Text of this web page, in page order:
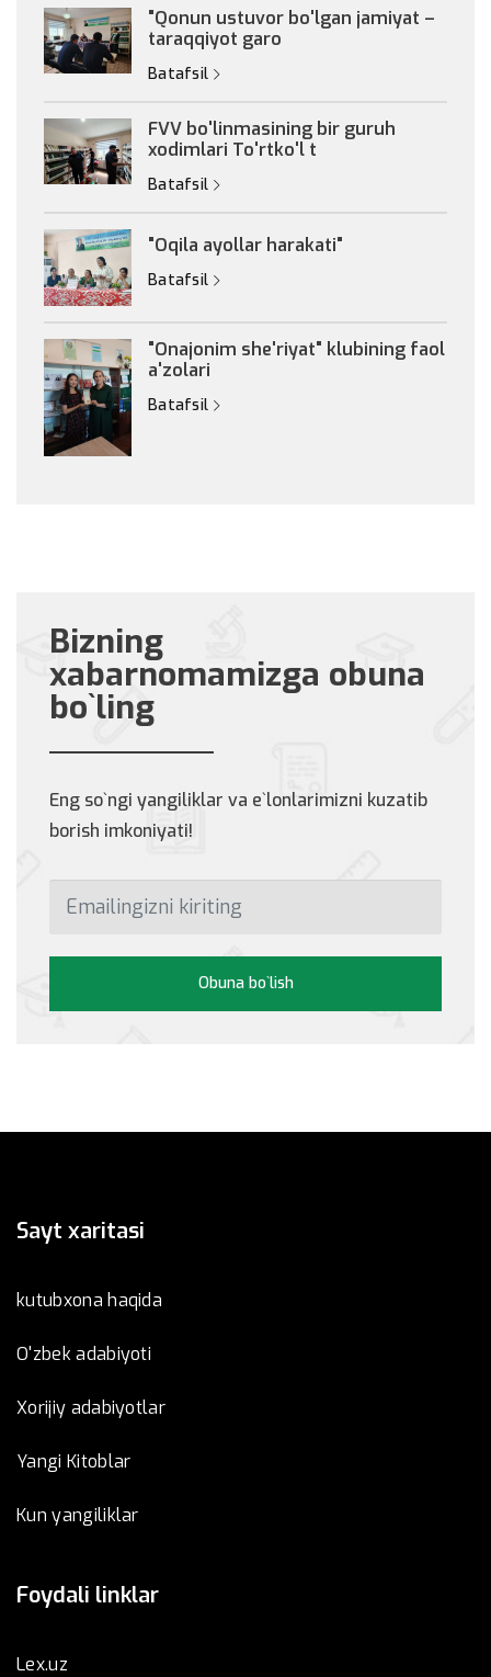
"Qonun ustuvor bo'lgan jamiyat –
taraqqiyot garo
Batafsil
FVV bo'linmasining bir guruh
xodimlari To'rtko'l t
Batafsil
"Oqila ayollar harakati"
Batafsil
"Onajonim she'riyat" klubining faol
a'zolari
Batafsil
Bizning
xabarnomamizga obuna
bo`ling
Eng so`ngi yangiliklar va e`lonlarimizni kuzatib
borish imkoniyati!
Obuna bo`lish
Sayt xaritasi
kutubxona haqida
O'zbek adabiyoti
Xorijiy adabiyotlar
Yangi Kitoblar
Kun yangiliklar
Foydali linklar
Lex.uz